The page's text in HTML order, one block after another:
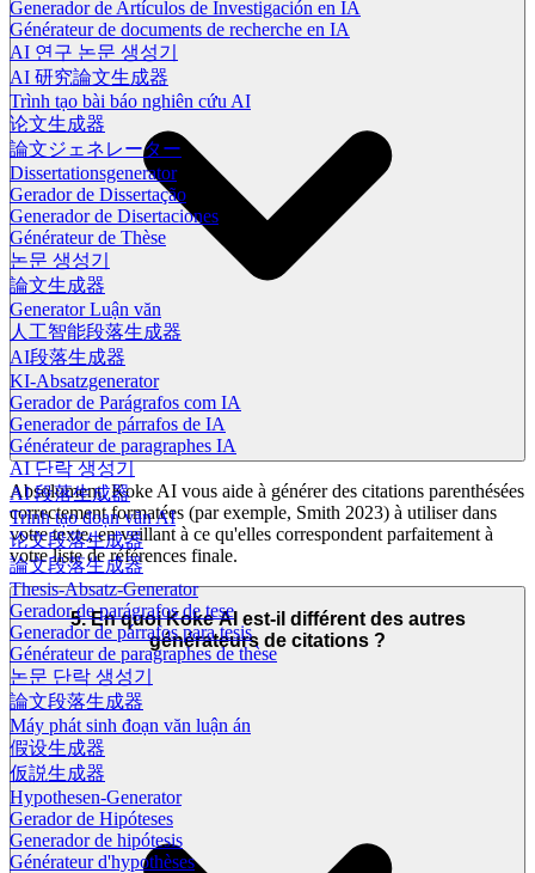
Generador de Artículos de Investigación en IA
Générateur de documents de recherche en IA
AI 연구 논문 생성기
AI 研究論文生成器
Trình tạo bài báo nghiên cứu AI
论文生成器
論文ジェネレーター
Dissertationsgenerator
Gerador de Dissertação
Generador de Disertaciones
Générateur de Thèse
논문 생성기
論文生成器
Generator Luận văn
人工智能段落生成器
AI段落生成器
KI-Absatzgenerator
Gerador de Parágrafos com IA
Generador de párrafos de IA
Générateur de paragraphes IA
AI 단락 생성기
AI 段落生成器
Trình tạo đoạn văn AI
论文段落生成器
論文段落生成器
Thesis-Absatz-Generator
Gerador de parágrafos de tese
Generador de párrafos para tesis
Générateur de paragraphes de thèse
논문 단락 생성기
論文段落生成器
Máy phát sinh đoạn văn luận án
假设生成器
仮説生成器
Hypothesen-Generator
Gerador de Hipóteses
Generador de hipótesis
Générateur d'hypothèses
Absolument. Koke AI vous aide à générer des citations parenthésées
correctement formatées (par exemple, Smith 2023) à utiliser dans
votre texte, en veillant à ce qu'elles correspondent parfaitement à
votre liste de références finale.
5. En quoi Koke AI est-il différent des autres
générateurs de citations ?